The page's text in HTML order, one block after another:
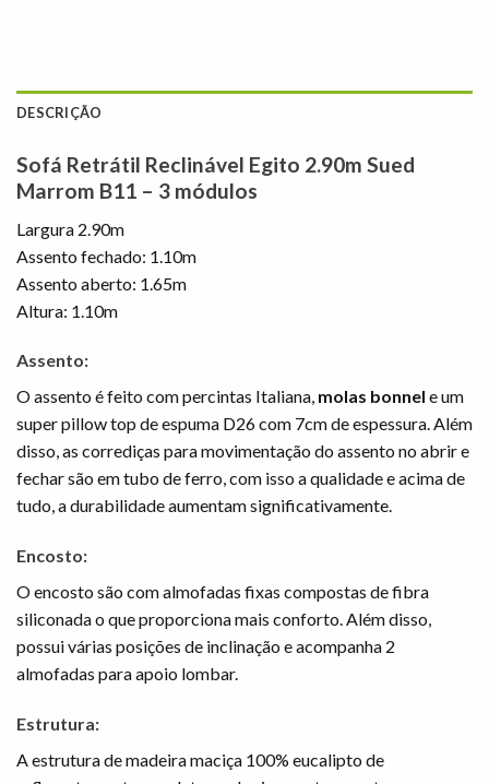
DESCRIÇÃO
Sofá Retrátil Reclinável Egito 2.90m Sued
Marrom B11 – 3 módulos
Largura 2.90m
Assento fechado: 1.10m
Assento aberto: 1.65m
Altura: 1.10m
Assento:
O assento é feito com percintas Italiana, molas bonnel e um
super pillow top de espuma D26 com 7cm de espessura. Além
disso, as corrediças para movimentação do assento no abrir e
fechar são em tubo de ferro, com isso a qualidade e acima de
tudo, a durabilidade aumentam significativamente.
Encosto:
O encosto são com almofadas fixas compostas de fibra
siliconada o que proporciona mais conforto. Além disso,
possui várias posições de inclinação e acompanha 2
almofadas para apoio lombar.
Estrutura:
A estrutura de madeira maciça 100% eucalipto de